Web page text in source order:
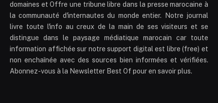
domaines et Offre une tribune libre dans la presse marocaine à
la communauté d'internautes du monde entier. Notre journal
livre toute l'info au creux de la main de ses visiteurs et se
distingue dans le paysage médiatique marocain car toute
information affichée sur notre support digital est libre (free) et
non enchaînée avec des sources bien informées et vérifiées.
Abonnez-vous à la Newsletter Best Of pour en savoir plus.